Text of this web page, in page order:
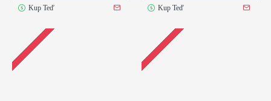
Kup Teď Kup Teď